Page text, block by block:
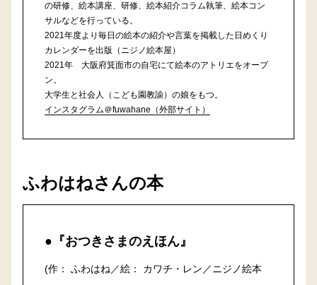
の研修、絵本講座、研修、絵本紹介コラム執筆、絵本コン
サルなどを行っている。
2021年度より毎日の絵本の紹介や言葉を掲載した日めくり
カレンダーを出版（ニジノ絵本屋）
2021年 大阪府箕面市の自宅にて絵本のアトリエをオープ
ン。
大学生と社会人（こども園教諭）の娘をもつ。
インスタグラム＠fuwahane（外部サイト）
ふわはねさんの本
●『おつきさまのえほん』
(作： ふわはね／絵： カワチ・レン／ニジノ絵本